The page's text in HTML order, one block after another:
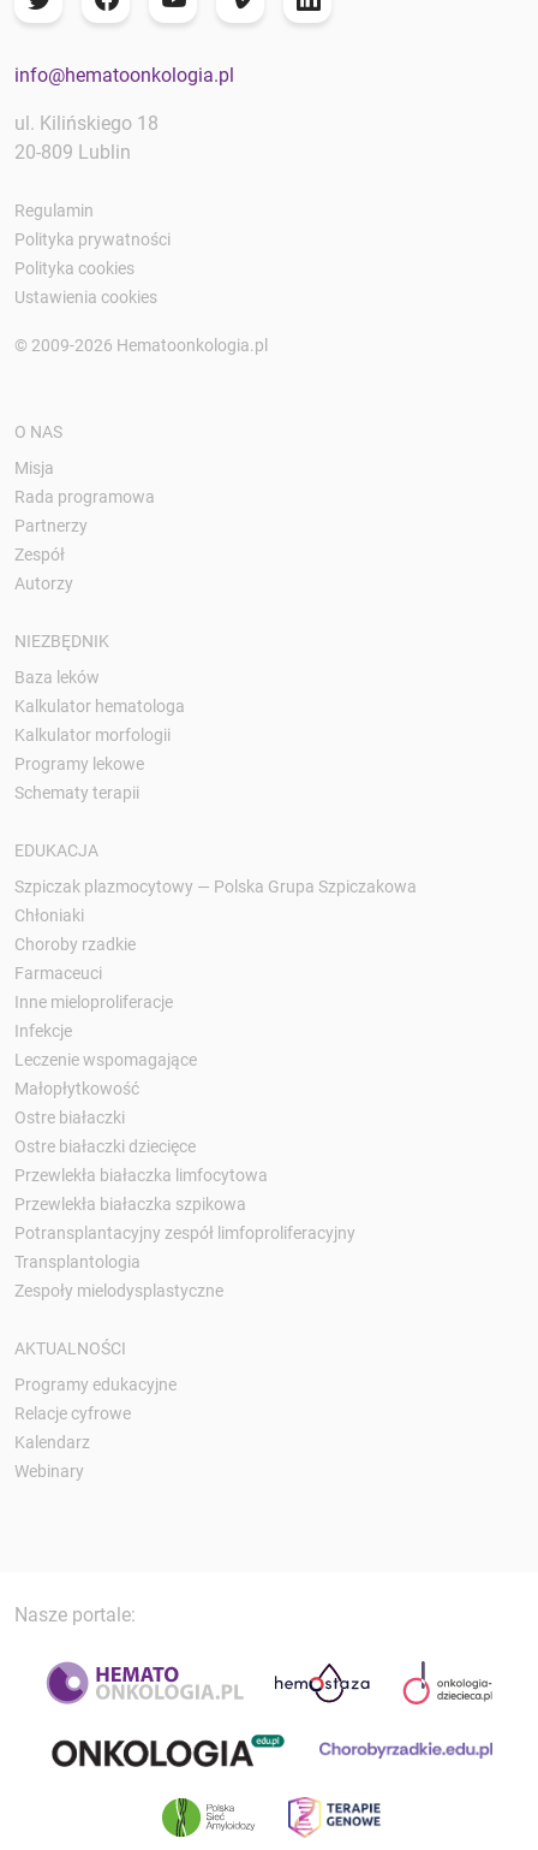
info@hematoonkologia.pl
ul. Kilińskiego 18
20-809 Lublin
Regulamin
Polityka prywatności
Polityka cookies
Ustawienia cookies
© 2009-2026 Hematoonkologia.pl
O NAS
Misja
Rada programowa
Partnerzy
Zespół
Autorzy
NIEZBĘDNIK
Baza leków
Kalkulator hematologa
Kalkulator morfologii
Programy lekowe
Schematy terapii
EDUKACJA
Szpiczak plazmocytowy — Polska Grupa Szpiczakowa
Chłoniaki
Choroby rzadkie
Farmaceuci
Inne mieloproliferacje
Infekcje
Leczenie wspomagające
Małopłytkowość
Ostre białaczki
Ostre białaczki dziecięce
Przewlekła białaczka limfocytowa
Przewlekła białaczka szpikowa
Potransplantacyjny zespół limfoproliferacyjny
Transplantologia
Zespoły mielodysplastyczne
AKTUALNOŚCI
Programy edukacyjne
Relacje cyfrowe
Kalendarz
Webinary
Nasze portale: